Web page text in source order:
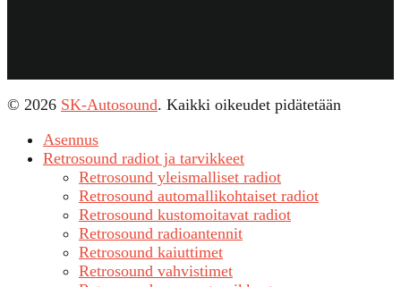
© 2026 SK-Autosound. Kaikki oikeudet pidätetään
Asennus
Retrosound radiot ja tarvikkeet
Retrosound yleismalliset radiot
Retrosound automallikohtaiset radiot
Retrosound kustomoitavat radiot
Retrosound radioantennit
Retrosound kaiuttimet
Retrosound vahvistimet